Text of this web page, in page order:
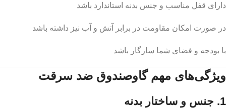
دارای قفل مناسب و جنس بدنه استاندارد باشد
در صورت امکان مقاومت در برابر آتش و آب نیز داشته باشد
با بودجه و فضای شما سازگار باشد
ویژگی‌های مهم گاوصندوق ضد سرقت
1. جنس و ساختار بدنه